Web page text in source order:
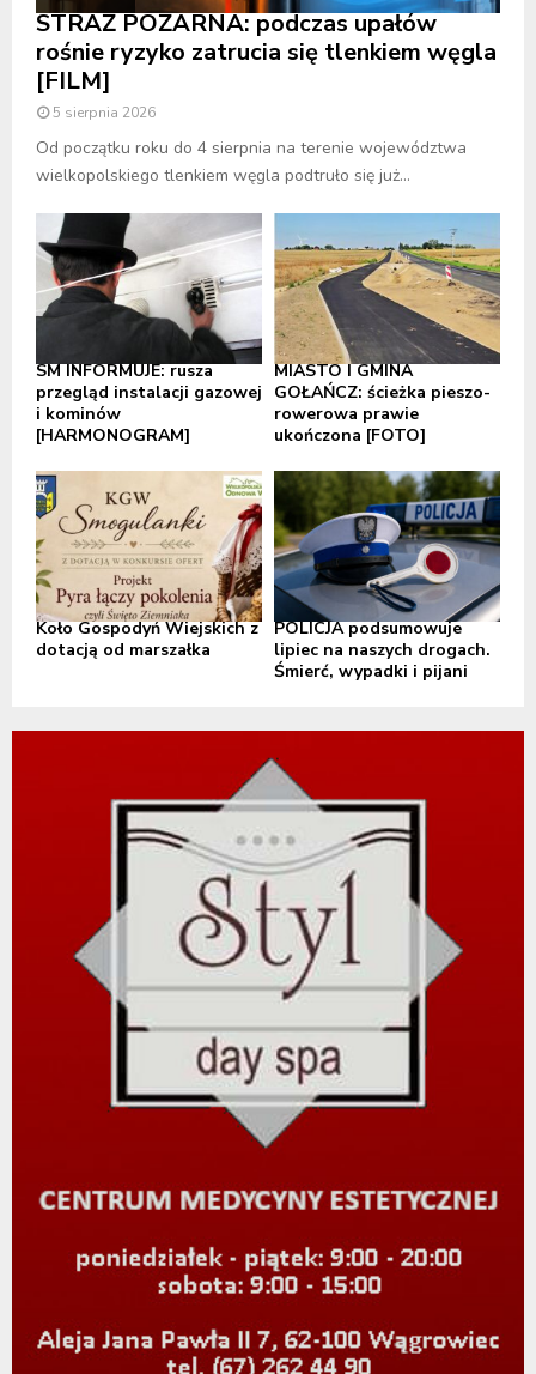
STRAŻ POŻARNA: podczas upałów
rośnie ryzyko zatrucia się tlenkiem węgla
[FILM]
5 sierpnia 2026
Od początku roku do 4 sierpnia na terenie województwa
wielkopolskiego tlenkiem węgla podtruło się już...
SM INFORMUJE: rusza
przegląd instalacji gazowej
i kominów
[HARMONOGRAM]
MIASTO I GMINA
GOŁAŃCZ: ścieżka pieszo-
rowerowa prawie
ukończona [FOTO]
Koło Gospodyń Wiejskich z
dotacją od marszałka
POLICJA podsumowuje
lipiec na naszych drogach.
Śmierć, wypadki i pijani